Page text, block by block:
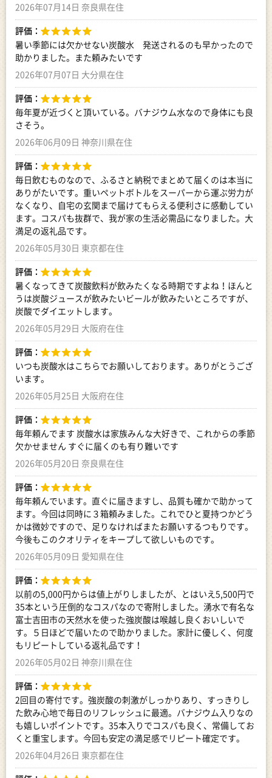
2026年07月14日 奈良県在住
評価：
暑い季節には欠かせない炭酸水 発送されるのも早かったので
助かりました。また頼みたいです
2026年07月07日 大分県在住
評価：
毎年夏が近づくと頂いている。バナジウム水なので身体にも良
さそう。
2026年06月09日 神奈川県在住
評価：
毎日飲むものなので、ふるさと納税でまとめて届くのは本当に
ありがたいです。重いペットボトルをスーパーから運ぶ労力が
なくなり、自宅の玄関まで届けてもらえる便利さに感動してい
ます。コスパも抜群で、我が家の生活必需品になりました。大
満足の返礼品です。
2026年05月30日 東京都在住
評価：
暑くなってきて炭酸飲料が飲みたくなる時期ですよね！ほんと
うは炭酸ジュースが飲みたいビールが飲みたいところですが、
炭酸でダイエットします。
2026年05月29日 大阪府在住
評価：
いつも炭酸水はこちらでお願いしております。ありがとうござ
います。
2026年05月25日 大阪府在住
評価：
毎年頼んでます 炭酸水は家族みんな大好きで、これからの季節
欠かせません すぐに届くのも有り難いです
2026年05月20日 奈良県在住
評価：
毎年頼んでいます。直ぐに届きますし、品質も確かで助かって
ます。今回は同時に３箱頼みました。これでひと夏持つかどう
かは微妙ですので、足りなければまたお願いするつもりです。
今後もこのクオリティをキープして欲しいものです。
2026年05月09日 愛知県在住
評価：
以前の5,000円からは値上がりしましたが、とはいえ5,500円で
35本という圧倒的なコスパなので寄附しました。湧水で有名な
富士吉田市の天然水を使った強炭酸は喉越し良くおいしいで
す。５日ほどで届いたので助かりました。家計に優しく、何度
もリピートしている返礼品です！
2026年05月02日 神奈川県在住
評価：
2回目の寄付です。強炭酸の刺激がしっかりあり、すっきりし
た飲み心地で毎日のリフレッシュに最適。バナジウム入りなの
も嬉しいポイントです。35本入りでコスパも良く、常備してお
くと重宝します。今回も安定の満足感でリピート確定です。
2026年04月26日 東京都在住